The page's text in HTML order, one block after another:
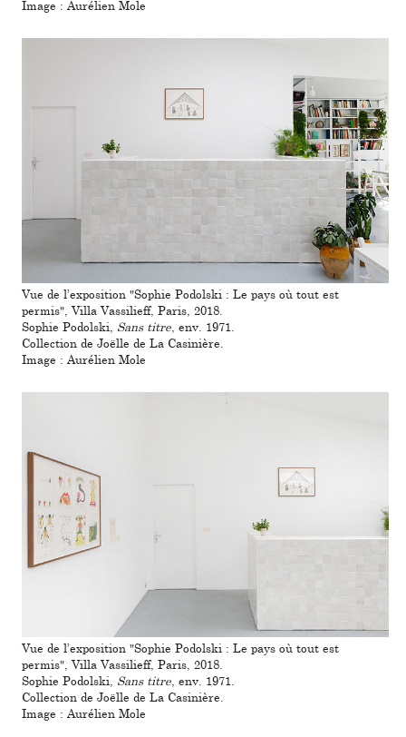
Image : Aurélien Mole
Vue de l’expo­si­tion "Sophie Podolski : Le pays où tout est
permis", Villa Vassilieff, Paris, 2018.
Sophie Podolski, Sans titre, env. 1971.
Collection de Joëlle de La Casinière.
Image : Aurélien Mole
Vue de l’expo­si­tion "Sophie Podolski : Le pays où tout est
permis", Villa Vassilieff, Paris, 2018.
Sophie Podolski, Sans titre, env. 1971.
Collection de Joëlle de La Casinière.
Image : Aurélien Mole